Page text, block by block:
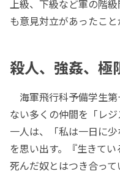
上級、下級など軍の階
も意見対立があったこと
殺人、強姦、極
海軍飛行科予備学生
ない多くの仲間を「レ
一人は、「私は一日に
を思い出す。『生きてい
死んだ奴とはつき合っ